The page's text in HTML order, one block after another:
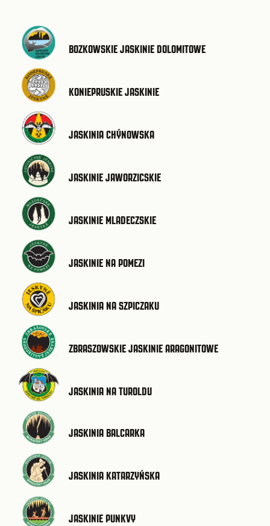
BOZKOWSKIE JASKINIE DOLOMITOWE
KONIEPRUSKIE JASKINIE
JASKINIA CHÝNOWSKA
JASKINIE JAWORZICSKIE
JASKINIE MLADECZSKIE
JASKINIE NA POMEZI
JASKINIA NA SZPICZAKU
ZBRASZOWSKIE JASKINIE ARAGONITOWE
JASKINIA NA TUROLDU
JASKINIA BALCARKA
JASKINIA KATARZYŃSKA
JASKINIE PUNKVY